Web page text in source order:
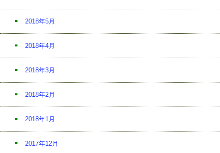
2018年5月
2018年4月
2018年3月
2018年2月
2018年1月
2017年12月